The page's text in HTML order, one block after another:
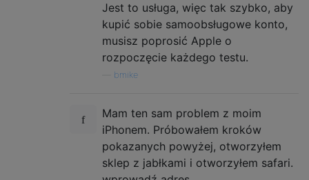
Jest to usługa, więc tak szybko, aby
kupić sobie samoobsługowe konto,
musisz poprosić Apple o
rozpoczęcie każdego testu.
bmike
Mam ten sam problem z moim
iPhonem. Próbowałem kroków
pokazanych powyżej, otworzyłem
sklep z jabłkami i otworzyłem safari.